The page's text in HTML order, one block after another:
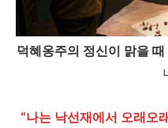
덕혜옹주의 정신이 맑을
“나는 낙선재에서 오래오